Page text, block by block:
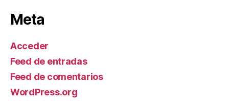
Meta
Acceder
Feed de entradas
Feed de comentarios
WordPress.org